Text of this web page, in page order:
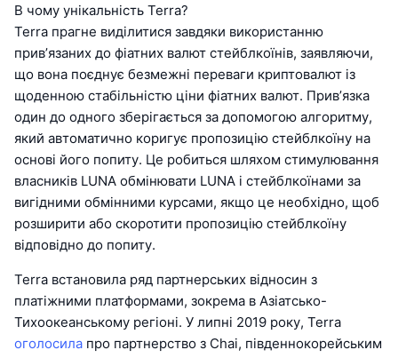
В чому унікальність Terra?
Terra прагне виділитися завдяки використанню
прив’язаних до фіатних валют стейблкоїнів, заявляючи,
що вона поєднує безмежні переваги криптовалют із
щоденною стабільністю ціни фіатних валют. Прив’язка
один до одного зберігається за допомогою алгоритму,
який автоматично коригує пропозицію стейблкоїну на
основі його попиту. Це робиться шляхом стимулювання
власників LUNA обмінювати LUNA і стейблкоїнами за
вигідними обмінними курсами, якщо це необхідно, щоб
розширити або скоротити пропозицію стейблкоїну
відповідно до попиту.
Terra встановила ряд партнерських відносин з
платіжними платформами, зокрема в Азіатсько-
Тихоокеанському регіоні. У липні 2019 року, Terra
оголосила про партнерство з Chai, південнокорейським